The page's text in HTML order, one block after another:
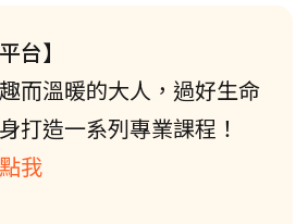
台】
而溫暖的大人，過好生命
打造一系列專業課程！
我